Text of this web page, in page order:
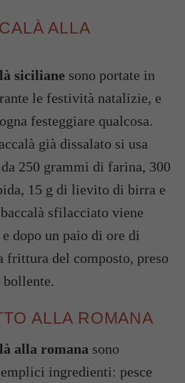
ALLA
siciliane sono portate in
le festività natalizie, e
festeggiare qualcosa.
già dissalato si usa
250 grammi di farina, 300
15 g di lievito di birra e
sfilacciato viene
dopo un paio di ore di
frittura del composto, preso
ALLA ROMANA
alla romana sono
ingredienti: pesce